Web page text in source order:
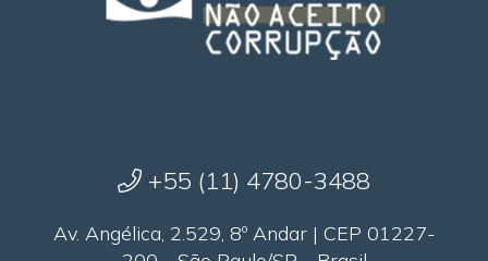
+55 (11) 4780-3488
Av. Angélica, 2.529, 8º Andar | CEP 01227-